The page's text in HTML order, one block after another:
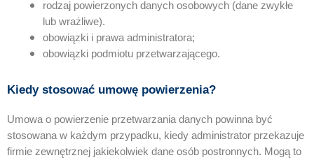
rodzaj powierzonych danych osobowych (dane zwykłe
lub wrażliwe).
obowiązki i prawa administratora;
obowiązki podmiotu przetwarzającego.
Kiedy stosować umowę powierzenia?
Umowa o powierzenie przetwarzania danych powinna być
stosowana w każdym przypadku, kiedy administrator przekazuje
firmie zewnętrznej jakiekolwiek dane osób postronnych. Mogą to